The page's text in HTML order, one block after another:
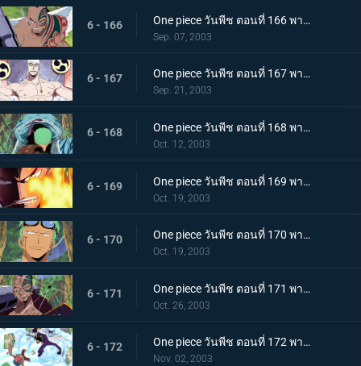
6 - 166 One piece วันพีช ตอนที่ 166 พากย์ไทย งานเลี้ยงค่ำคืนก่อนขุมทอง ความคิดคำนึงถึงวาส
Sep. 07, 2003
6 - 167 One piece วันพีช ตอนที่ 167 พากย์ไทย ก็อดเอเนล "เผยโฉม" บทเพลงสู่ผู้รอดชีวิต
Sep. 21, 2003
6 - 168 One piece วันพีช ตอนที่ 168 พากย์ไทย งูยักษ์แยกเขี้ยว! เซอร์ไววัลเกมเริ่มขึ้นแล้ว
Oct. 12, 2003
6 - 169 One piece วันพีช ตอนที่ 169 พากย์ไทย รีเจ็คท์ทุ่มสุดตัว! การเตรียมใจของอสูรสงครามไวเปอร์
Oct. 19, 2003
6 - 170 One piece วันพีช ตอนที่ 170 พากย์ไทย ศึกกลางเวหา! โจรสลัดโซโล ปะทะ นักรบบราฮัม
Oct. 19, 2003
6 - 171 One piece วันพีช ตอนที่ 171 พากย์ไทย เบิร์นบาซูก้าร่ำร้อง!! ลูฟี่ ปะทะ อสูรไวเปอร์
Oct. 26, 2003
6 - 172 One piece วันพีช ตอนที่ 172 พากย์ไทย บททดสอบบึง! ช็อปเปอร์ปะทะเกดาซ!!
Nov. 02, 2003